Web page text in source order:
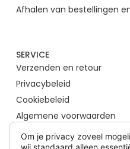
Afhalen van bestellingen
SERVICE
Verzenden en retour
Privacybeleid
Cookiebeleid
Algemene voorwaarden
Om je privacy zoveel
wij standaard alleen